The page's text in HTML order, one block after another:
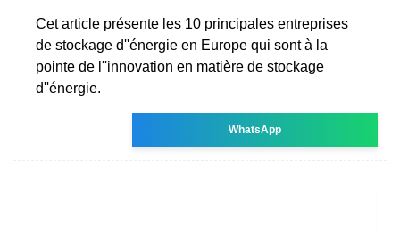
Cet article présente les 10 principales entreprises
de stockage d''énergie en Europe qui sont à la
pointe de l''innovation en matière de stockage
d''énergie.
WhatsApp